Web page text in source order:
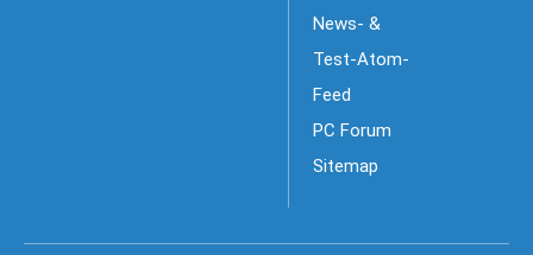
News- &
Test-Atom-
Feed
PC Forum
Sitemap